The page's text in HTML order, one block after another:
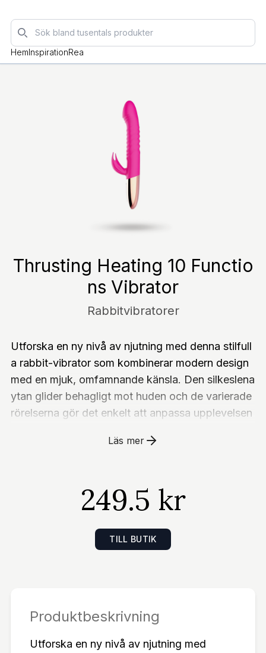
Sök
HemInspirationRea
Thrusting Heating 10 Functio
ns Vibrator
Rabbitvibratorer
Utforska en ny nivå av njutning med denna stilfull
a rabbit-vibrator som kombinerar modern design
med en mjuk, omfamnande känsla. Den silkeslena
ytan glider behagligt mot huden och de varierade
rörelserna gör det enkelt att anpassa upplevelsen
unktionen bjuder in till djupare avslappning, meda
ar en vibrator som både känns lyxig och intuitiv i
användning.Futuristisk och elegant design som kä
nns lika bra som den ser utUpp- och nedgående r
örelser som skapar dynamisk stimulansTio variati
erfekt för duschenSmidig magnetisk USB-laddnin
mningar
Läs mer
249.5 kr
TILL BUTIK
Produktbeskrivning
Utforska en ny nivå av njutning med